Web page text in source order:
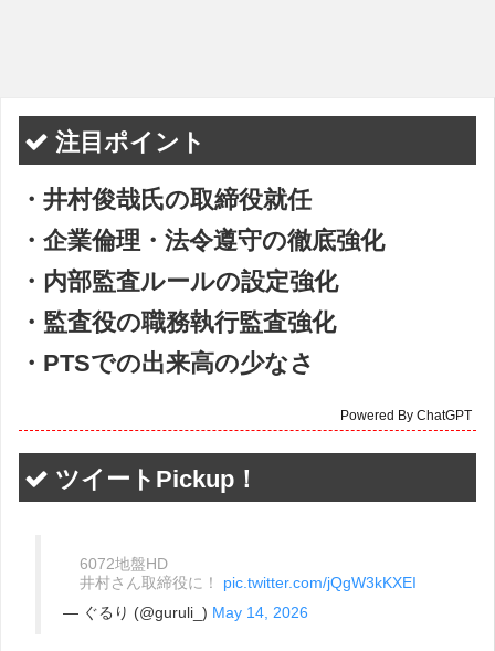
注目ポイント
・井村俊哉氏の取締役就任
・企業倫理・法令遵守の徹底強化
・内部監査ルールの設定強化
・監査役の職務執行監査強化
・PTSでの出来高の少なさ
Powered By ChatGPT
ツイートPickup！
6072地盤HD
井村さん取締役に！ pic.twitter.com/jQgW3kKXEI
— ぐるり (@guruli_) May 14, 2026